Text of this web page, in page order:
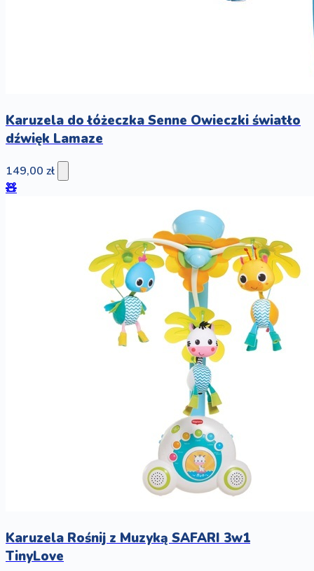
Karuzela do łóżeczka Senne Owieczki światło
dźwięk Lamaze
149,00 zł
🧸
Karuzela Rośnij z Muzyką SAFARI 3w1
TinyLove